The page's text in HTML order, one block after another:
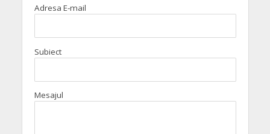
Adresa E-mail
Subiect
Mesajul